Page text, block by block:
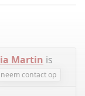
Martin is
neem contact op